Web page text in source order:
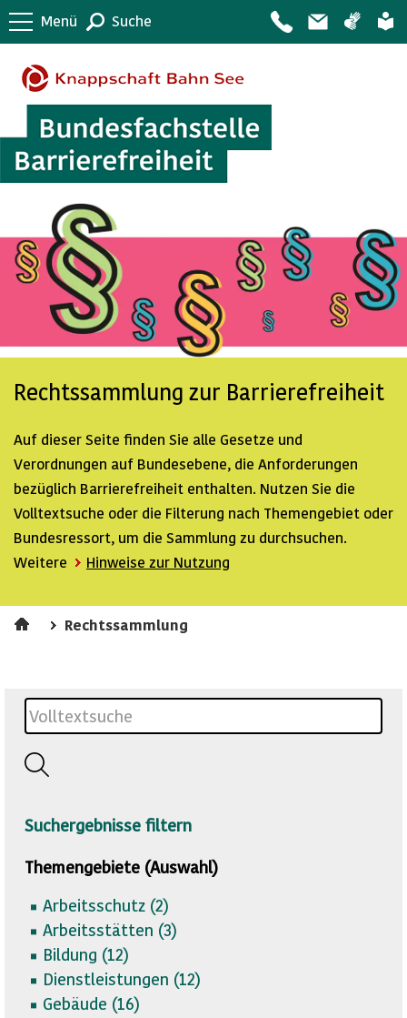
Menü Suche
Rechtssammlung zur Barrierefreiheit
Auf dieser Seite finden Sie alle Gesetze und
Verordnungen auf Bundesebene, die Anforderungen
bezüglich Barrierefreiheit enthalten. Nutzen Sie die
Volltextsuche oder die Filterung nach Themengebiet oder
Bundesressort, um die Sammlung zu durchsuchen.
Weitere
Hinweise zur Nutzung
Rechtssammlung
Suchergebnisse filtern
Themengebiete (Auswahl)
Arbeitsschutz (2)
Arbeitsstätten (3)
Bildung (12)
Dienstleistungen (12)
Gebäude (16)